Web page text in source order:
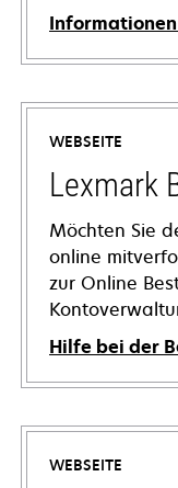
WEBSEITE
Lexmark
Möchten Sie
online
zur Online
Hilfe bei der
WEBSEITE